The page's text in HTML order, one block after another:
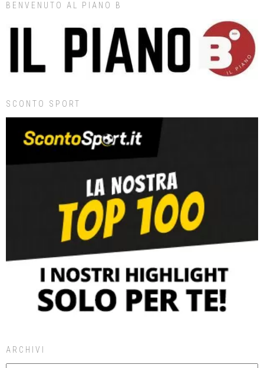
BENVENUTO AL PIANO B
SCONTO SPORT
ARCHIVI